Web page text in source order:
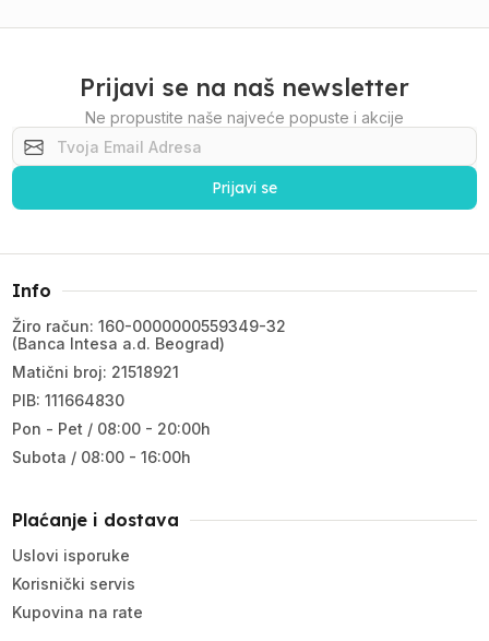
Prijavi se na naš newsletter
Ne propustite naše najveće popuste i akcije
Prijavi se
Info
Žiro račun: 160-0000000559349-32
(Banca Intesa a.d. Beograd)
Matični broj: 21518921
PIB: 111664830
Pon - Pet / 08:00 - 20:00h
Subota / 08:00 - 16:00h
Plaćanje i dostava
Uslovi isporuke
Korisnički servis
Kupovina na rate